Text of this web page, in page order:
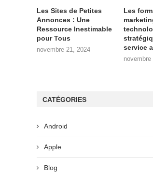
Les Sites de Petites
Annonces : Une
Ressource Inestimable
pour Tous
novembre 21, 2024
Les
service
CATÉGORIES
Android
Apple
Blog